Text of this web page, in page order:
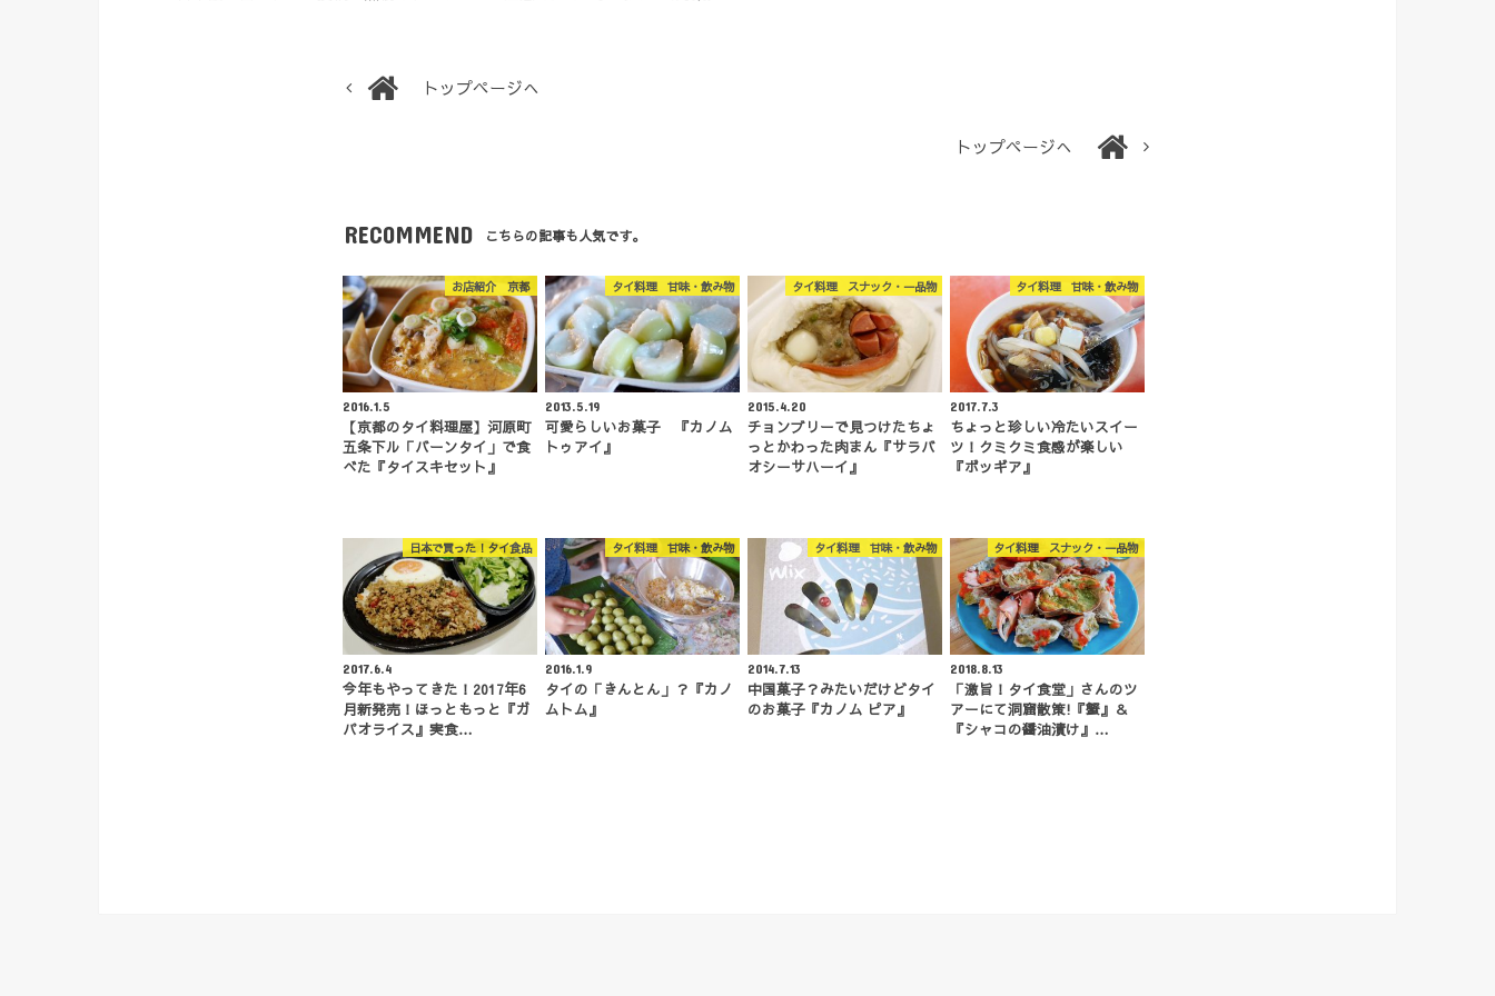
トップページへ
トップページへ
RECOMMEND こちらの記事も人気です。
お店紹介 京都
2016.1.5
【京都のタイ料理屋】河原町
五条下ル「バーンタイ」で食
べた『タイスキセット』
タイ料理 甘味・飲み物
2013.5.19
可愛らしいお菓子 『カノム
トゥアイ』
タイ料理 スナック・一品物
2015.4.20
チョンブリーで見つけたちょ
っとかわった肉まん『サラバ
オシーサハーイ』
タイ料理 甘味・飲み物
2017.7.3
ちょっと珍しい冷たいスイー
ツ！クミクミ食感が楽しい
『ボッギア』
日本で買った！タイ食品
2017.6.4
今年もやってきた！2017年6
月新発売！ほっともっと『ガ
パオライス』実食…
タイ料理 甘味・飲み物
2016.1.9
タイの「きんとん」？『カノ
ムトム』
タイ料理 甘味・飲み物
2014.7.13
中国菓子？みたいだけどタイ
のお菓子『カノム ピア』
タイ料理 スナック・一品物
2018.8.13
「激旨！タイ食堂」さんのツ
アーにて洞窟散策!『蟹』＆
『シャコの醤油漬け』…